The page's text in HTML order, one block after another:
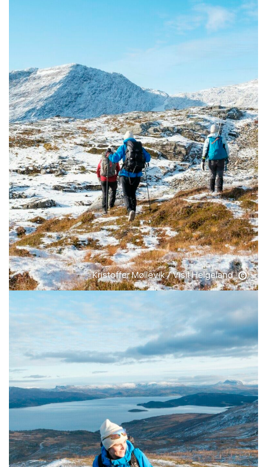
Kristoffer Møllevik / Visit Helgeland